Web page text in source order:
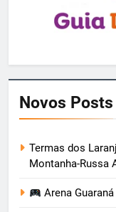
Novos Posts
Termas dos
Montanha-Russa
Arena